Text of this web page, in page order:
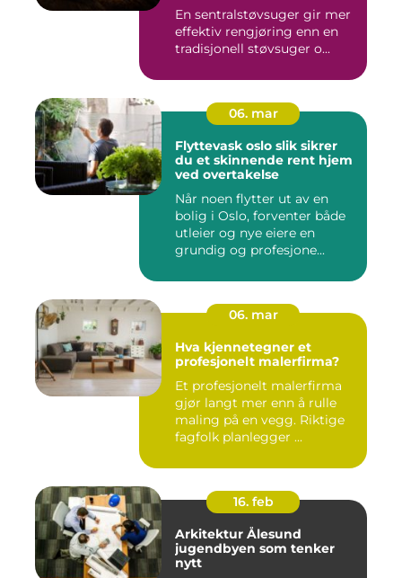
En sentralstøvsuger gir mer
effektiv rengjøring enn en
tradisjonell støvsuger o...
06. mar
Flyttevask oslo slik sikrer
du et skinnende rent hjem
ved overtakelse
Når noen flytter ut av en
bolig i Oslo, forventer både
utleier og nye eiere en
grundig og profesjone...
06. mar
Hva kjennetegner et
profesjonelt malerfirma?
Et profesjonelt malerfirma
gjør langt mer enn å rulle
maling på en vegg. Riktige
fagfolk planlegger ...
16. feb
Arkitektur Ålesund
jugendbyen som tenker
nytt